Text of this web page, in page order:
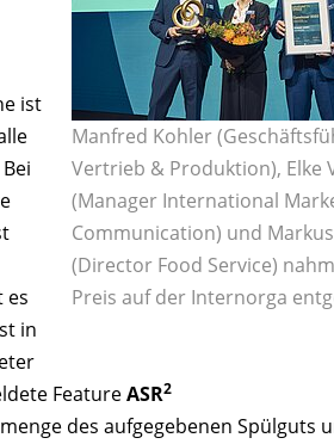
Manfred Kohler
Vertrieb & Produktion), Elke
(Manager International
Communication) und
(Director Food Service)
Preis auf der Internorga
ist
es
in
FeatureASR2
des aufgegebenen Spülguts